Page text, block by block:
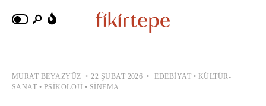
MURAT BEYAZYÜZ • 22 ŞUBAT 2026 • EDEBIYAT • KÜLTÜR-
SANAT • PSIKOLOJI • SINEMA